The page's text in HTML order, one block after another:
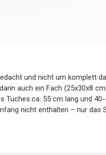
und nicht um komplett
auch ein Fach (25x30x8
Tuches:ca. 55 cm lang und
nicht enthalten – nur das